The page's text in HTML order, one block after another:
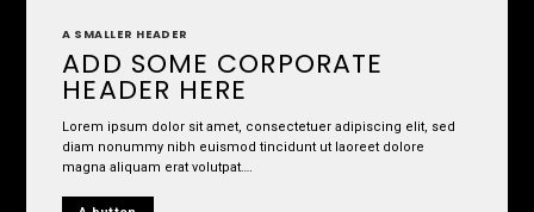
A SMALLER HEADER
ADD SOME CORPORATE
HEADER HERE
Lorem ipsum dolor sit amet, consectetuer adipiscing elit, sed
diam nonummy nibh euismod tincidunt ut laoreet dolore
magna aliquam erat volutpat….